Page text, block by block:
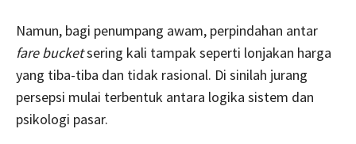
Namun, bagi penumpang awam, perpindahan antar
fare bucketsering kali tampak seperti lonjakan harga
yang tiba-tiba dan tidak rasional. Di sinilah jurang
persepsi mulai terbentuk antara logika sistem dan
psikologi pasar.